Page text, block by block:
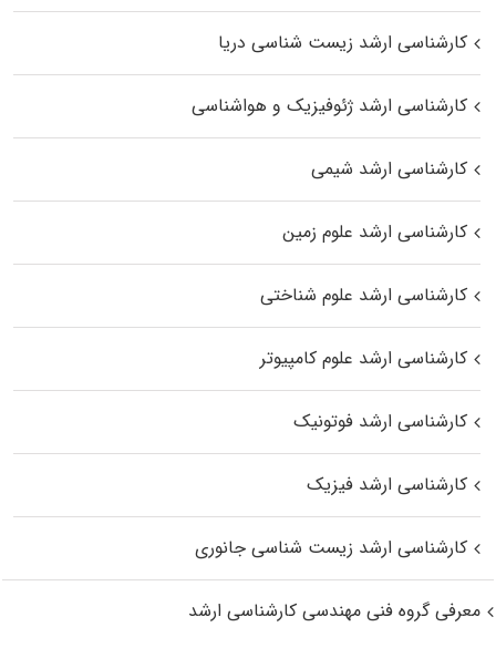
کارشناسی ارشد زیست‌ شناسی دریا
کارشناسی ارشد ژئوفیزیک و هواشناسی
کارشناسی ارشد شیمی
کارشناسی ارشد علوم زمین
کارشناسی ارشد علوم شناختی
کارشناسی ارشد علوم کامپیوتر
کارشناسی ارشد فوتونیک
کارشناسی ارشد فیزیک
کارشناسی ارشد زیست‌ شناسی جانوری
معرفی گروه فنی مهندسی کارشناسی ارشد